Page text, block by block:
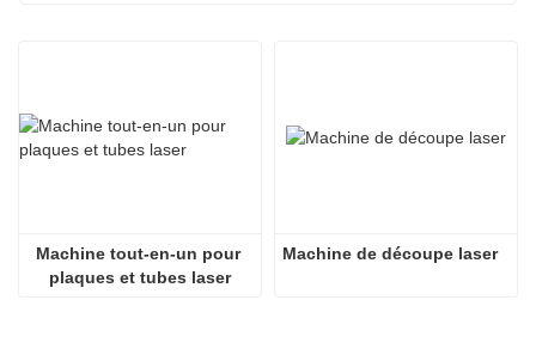
Machine tout-en-un pour
plaques et tubes laser
Machine de découpe laser